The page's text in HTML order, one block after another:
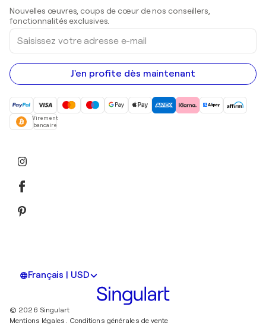
Peintures acryliques
Nouvelles œuvres, coups de cœur de nos conseillers,
fonctionnalités exclusives.
Saisissez
votre
adresse
e-
mail
J'en profite dès maintenant
Virement
bancaire
Français | USD
© 2026 Singulart
Mentions légales. Conditions générales de vente